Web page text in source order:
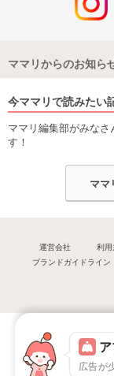
広告が
ママリからのお知ら
今ママリで読みたい
ママリ編集部がみな
す！
ママ
運営会社 利
ブランドガイドライン